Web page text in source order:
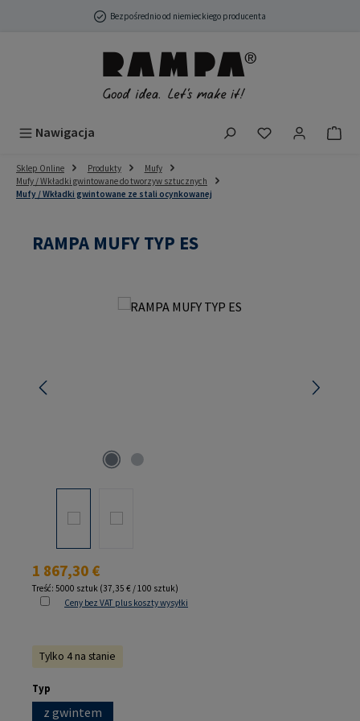
Przejdź do głównej zawartościBezpośrednio od niemieckiego producenta
Nawigacja Masz 0
Sklep Online Produkty
Mufy
Mufy / Wkładki gwintowane do tworzyw sztucznych
Mufy / Wkładki gwintowane ze stali ocynkowanej
RAMPA MUFY TYP ES
Pomiń galerię zdjęć
Cena regularna:
1 867,30 €
Treść: 5000 sztuk (37,35 € / 100 sztuk)
Ceny bez VAT plus koszty wysyłki
Tylko 4 na stanie
Wybierz
Typ
z gwintem